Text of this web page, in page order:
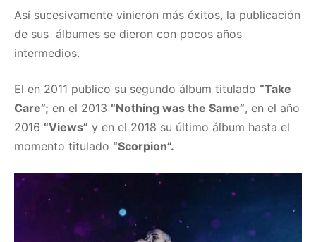
Así sucesivamente vinieron más éxitos, la publicación
de sus álbumes se dieron con pocos años
intermedios.
El en 2011 publico su segundo álbum titulado “Take
Care”; en el 2013 “Nothing was the Same”, en el año
2016 “Views” y en el 2018 su último álbum hasta el
momento titulado “Scorpion”.